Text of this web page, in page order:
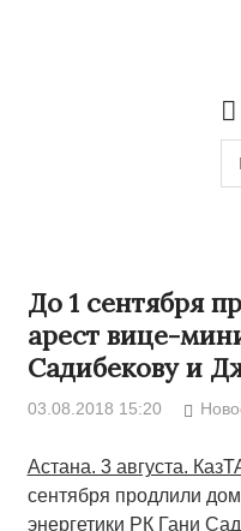
До 1 сентября
арест вице-
Садибекову и
03.08.2018 15:20
Астана. 3 августа.
сентября продлили
энергетики РК Гани